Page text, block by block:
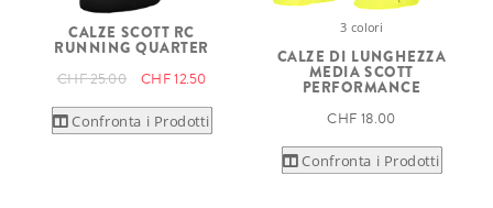
CALZE SCOTT RC
RUNNING QUARTER
CHF 25.00 CHF 12.50
Confronta i Prodotti
3 colori
CALZE DI LUNGHEZZA
MEDIA SCOTT
PERFORMANCE
CHF 18.00
Confronta i Prodotti